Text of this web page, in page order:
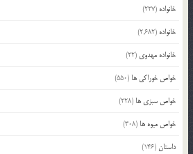
خانواده (227)
خانواده (2,682)
خانواده مهدوی (22)
خواص خوراکی ها (550)
خواص سبزی ها (228)
خواص میوه ها (308)
داستان(146)